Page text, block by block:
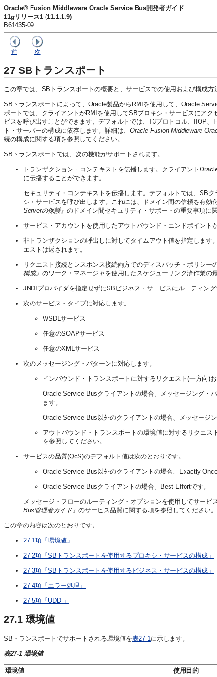
Oracle® Fusion Middleware Oracle Service Bus開発者ガイド
11g リリース1 (11.1.1.9)
B61435-09
前 次
27 SBトランスポート
この章では、SBトランスポートの概要と、サービスでの使用および構成
SBトランスポートによって、Oracle製品からRMIを使用して、Oracle
ポートでは、クライアントがRMIを使用してSBプロキシ・サービスにア
ビスを呼び出すことができます。デフォルトでは、T3プロトコル、IIOP
ト・サーバーの構成に依存します。詳細は、 Oracle Fusion Middleware
続の構成に関する項を参照してください。
SBトランスポートでは、次の機能がサポートされます。
トランザクション・コンテキストを伝播します。クライアント
に伝播することができます。
セキュリティ・コンテキストを伝播します。デフォルトでは、SB
シ・サービスを呼び出します。これには、ドメイン間の信頼を有効
Serverの保護』 のドメイン間セキュリティ・サポートの重要事項に
サービス・アカウントを使用したアウトバウンド・エンドポイン
非トランザクションの呼出しに対してタイムアウト値を指定しま
エストは返されます。
リクエスト接続とレスポンス接続両方でのディスパッチ・ポリシー
構成』 のワーク・マネージャを使用したスケジューリング済作業の
JNDIプロバイダを指定せずにSBビジネス・サービスにルーティン
次のサービス・タイプに対応します。
WSDLサービス
任意のSOAPサービス
任意のXMLサービス
次のメッセージング・パターンに対応します。
インバウンド・トランスポートに対するリクエスト(一方向)
Oracle Service Busクライアントの場合、メッセージング・
ます。
Oracle Service Bus以外のクライアントの場合、メッセージ
アウトバウンド・トランスポートの環境値に対するリクエ
を参照してください。
サービスの品質(QoS)のデフォルト値は次のとおりです。
Oracle Service Bus以外のクライアントの場合、Exactly-
Oracle Service Busクライアントの場合、Best-Effortです。
メッセージ・フローのルーティング・オプションを使用してサー
Bus管理者ガイド』 のサービス品質に関する項を参照してください。
この章の内容は次のとおりです。
27.1項「環境値」
27.2項「SBトランスポートを使用するプロキシ・サービスの構成」
27.3項「SBトランスポートを使用するビジネス・サービスの構成」
27.4項「エラー処理」
27.5項「UDDI」
27.1 環境値
SBトランスポートでサポートされる環境値を表27-1 に示します。
表27-1 環境値
環境値
使用目的